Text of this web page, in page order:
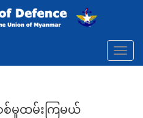
မှုထမ်းကြမယ်